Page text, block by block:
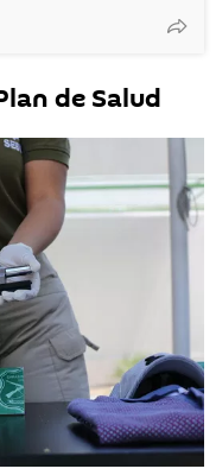
de Salud